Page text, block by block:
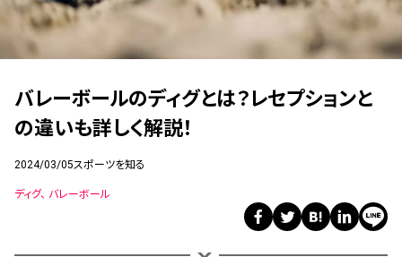
バレーボールのディグとは？レセプションと
の違いも詳しく解説！
2024/03/05スポーツを知る
ディグ バレーボール